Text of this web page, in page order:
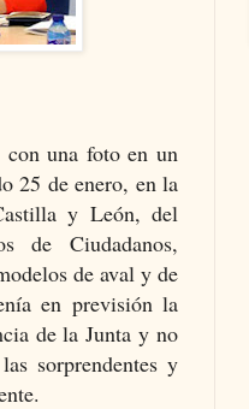
con una foto en un
25 de enero, en la
y León, del
de Ciudadanos,
de aval y de
en previsión la
de la Junta y no
sorprendentes y